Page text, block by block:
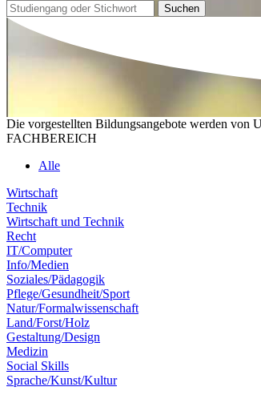
Suchen
Die vorgestellten Bildungsangebote werden von
FACHBEREICH
Alle
Wirtschaft
Technik
Wirtschaft und Technik
Recht
IT/Computer
Info/Medien
Soziales/Pädagogik
Pflege/Gesundheit/Sport
Natur/Formalwissenschaft
Land/Forst/Holz
Gestaltung/Design
Medizin
Social Skills
Sprache/Kunst/Kultur